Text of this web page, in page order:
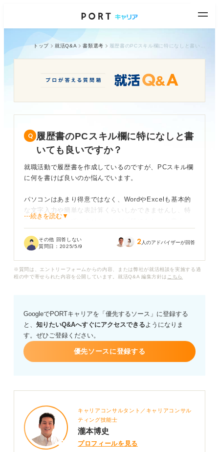
トップ 就活Q&A 書類選考
履歴書のPCスキル欄に特になしと書
いても良いですか？
就職活動で履歴書を作成しているのですが、PCスキル欄
に何を書けば良いのか悩んでいます。
パソコンはあまり得意ではなく、WordやExcelも基本的
な文字入力や簡単な表計算くらいしかできませんし、特
別な資格も持っていません。ただ「特になし」と書く
ったりしないか不安です。
⋯続きを読む▼
その他 回答しない
質問日： 2025/5/9 2 人のアドバイザーが回答
※質問は、エントリーフォームからの内容、または弊社が就活相談を実施する過
程の中で寄せられた内容を公開しています。就活Q&A 編集方針は こちら
GoogleでPORTキャリアを「優先するソース」に登録する
と、 知りたいQ&Aへすぐにアクセスできるようになりま
す。ぜひご登録ください。
優先ソースに登録する
キャリアコンサルタント／キャリアコンサル
ティング技能士
瀧本博史
プロフィールを見る